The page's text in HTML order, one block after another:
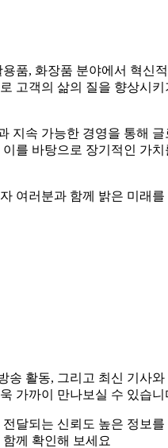
품, 화장품 분야에서 혁신
고객의 삶의 질을 향상시키
지속 가능한 경영을 통해 글
를 바탕으로 장기적인 가치
여러분과 함께 밝은 미래를
송 활동, 그리고 최신 기사와
가까이 만나보실 수 있습니
달되는 신뢰도 높은 정보를
께 확인해 보세요